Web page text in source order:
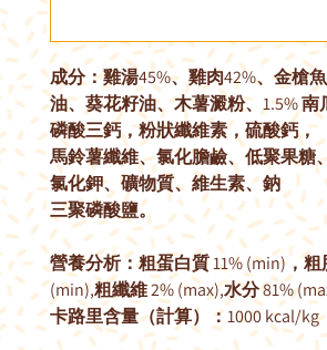
成分：雞湯45%、雞肉42%、金槍魚
油、葵花籽油、木薯澱粉、 1.5%南
磷酸三鈣，粉狀纖維素，硫酸鈣，
馬鈴薯纖維、氯化膽鹼、低聚果糖
氯化鉀、礦物質、維生素、鈉
三聚磷酸鹽。
營養分析：粗蛋白質11% (min)，粗
(min),粗纖維2% (max),水分81%
卡路里含量（計算）：1000 kcal/kg